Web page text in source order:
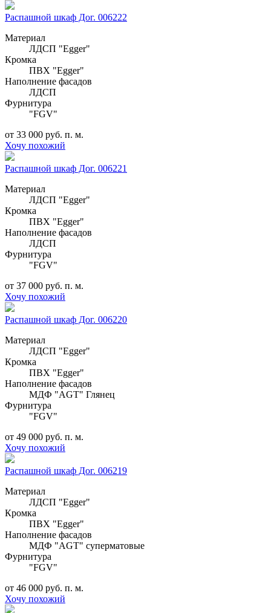
Распашной шкаф Дог. 006222
Материал
ЛДСП "Egger"
Кромка
ПВХ "Egger"
Наполнение фасадов
ЛДСП
Фурнитура
"FGV"
от 33 000 руб. п. м.
Хочу похожий
Распашной шкаф Дог. 006221
Материал
ЛДСП "Egger"
Кромка
ПВХ "Egger"
Наполнение фасадов
ЛДСП
Фурнитура
"FGV"
от 37 000 руб. п. м.
Хочу похожий
Распашной шкаф Дог. 006220
Материал
ЛДСП "Egger"
Кромка
ПВХ "Egger"
Наполнение фасадов
МДФ "AGT" Глянец
Фурнитура
"FGV"
от 49 000 руб. п. м.
Хочу похожий
Распашной шкаф Дог. 006219
Материал
ЛДСП "Egger"
Кромка
ПВХ "Egger"
Наполнение фасадов
МДФ "AGT" суперматовые
Фурнитура
"FGV"
от 46 000 руб. п. м.
Хочу похожий